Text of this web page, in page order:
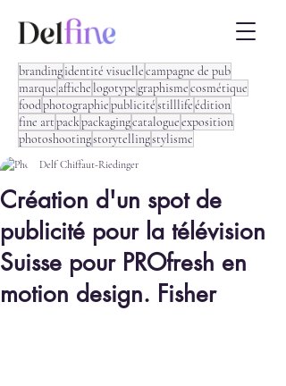
brandingidentité visuellecampagne de pub
marque affiche logotype graphismecosmétique
foodphotographiepublicitéstilllifeédition
fine artpackpackagingcatalogueexposition
photoshootingstorytellingstylisme
Création d'un spot de
publicité pour la télévision
Suisse pour PROfresh en
motion design. Fisher
Delf Chiffaut-Riedinger